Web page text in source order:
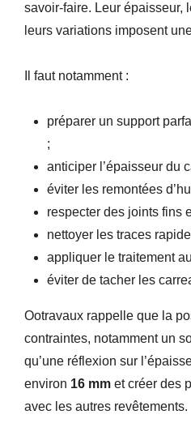
savoir-faire. Leur épaisseur,
leurs variations imposent
Il faut notamment :
préparer un support
;
anticiper l’épaisseur du
éviter les remontées
respecter des joints fins
nettoyer les traces
appliquer le traitement
éviter de tacher les
Ootravaux rappelle que la
contraintes, notamment un
qu’une réflexion sur
environ 16 mm et créer des
avec les autres revêtements.